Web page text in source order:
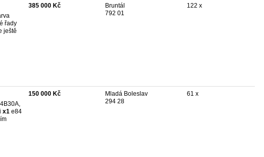
řady
ještě
385 000 Kč
Bruntál
792 01
122 x
x1 e84
150 000 Kč
Mladá Boleslav
294 28
61 x